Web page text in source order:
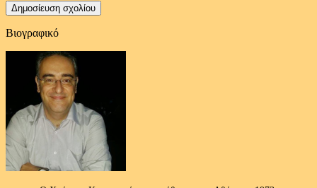
Βιογραφικό